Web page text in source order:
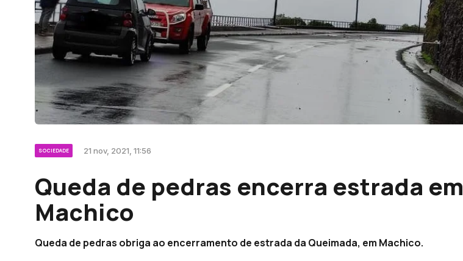
SOCIEDADE 21 nov, 2021, 11:56
Queda de pedras encerra estrada em
Machico
Queda de pedras obriga ao encerramento de estrada da Queimada, em Machico.